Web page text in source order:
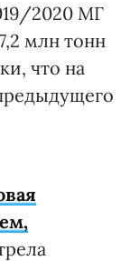
2020 МГ
млн тонн
что на